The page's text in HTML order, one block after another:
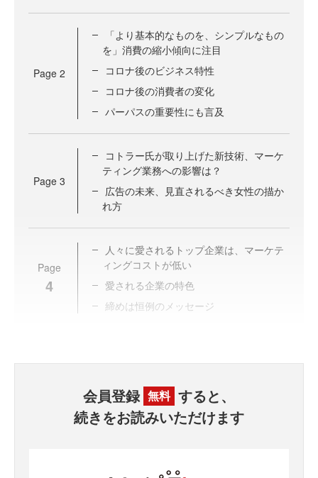
Page 2
「より基本的なものを、シンプルなもの
を」消費の縮小傾向に注目
コロナ後のビジネス特性
コロナ後の消費者の変化
パーパスの重要性にも言及
Page 3
コトラー氏が取り上げた新技術、マーケ
ティング業務への影響は？
広告の未来、見直されるべき女性の描か
れ方
Page
4
人々に愛されるトップ企業は、マーケテ
ィングコストが低い
愛される企業の特色
締めは恒例のメッセージ
会員登録 無料 すると、
続きをお読みいただけます